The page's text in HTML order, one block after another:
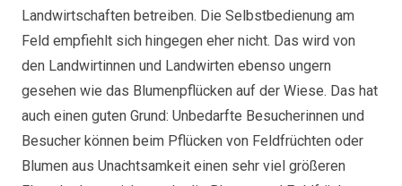
Landwirtschaften betreiben. Die Selbstbedienung am
Feld empfiehlt sich hingegen eher nicht. Das wird von
den Landwirtinnen und Landwirten ebenso ungern
gesehen wie das Blumenpflücken auf der Wiese. Das hat
auch einen guten Grund: Unbedarfte Besucherinnen und
Besucher können beim Pflücken von Feldfrüchten oder
Blumen aus Unachtsamkeit einen sehr viel größeren